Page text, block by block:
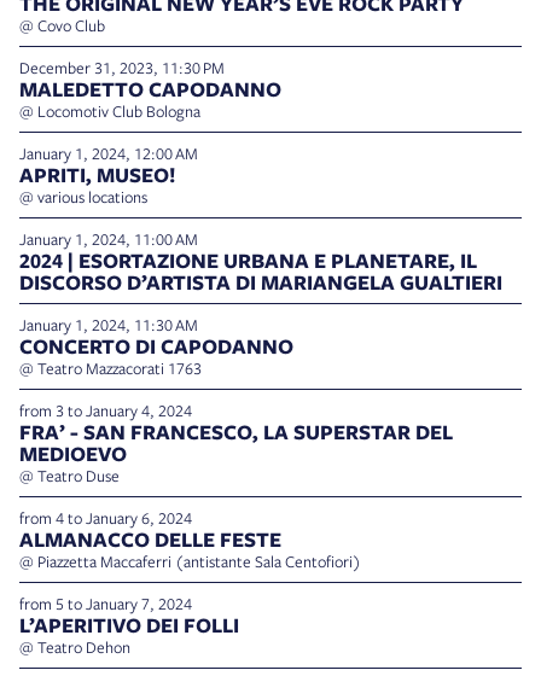
@ Covo Club
December 31, 2023, 11:30 PM
MALEDETTO CAPODANNO
@ Locomotiv Club Bologna
January 1, 2024, 12:00 AM
APRITI, MUSEO!
@ various locations
January 1, 2024, 11:00 AM
2024 | ESORTAZIONE URBANA E PLANETARE, IL
DISCORSO D’ARTISTA DI MARIANGELA GUALTIERI
January 1, 2024, 11:30 AM
CONCERTO DI CAPODANNO
@ Teatro Mazzacorati 1763
from 3 to January 4, 2024
FRA’ - SAN FRANCESCO, LA SUPERSTAR DEL
MEDIOEVO
@ Teatro Duse
from 4 to January 6, 2024
ALMANACCO DELLE FESTE
@ Piazzetta Maccaferri (antistante Sala Centofiori)
from 5 to January 7, 2024
L’APERITIVO DEI FOLLI
@ Teatro Dehon